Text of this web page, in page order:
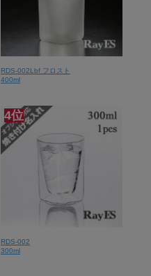
RDS-002Lbf フロスト
400ml
4位
RDS-002
300ml